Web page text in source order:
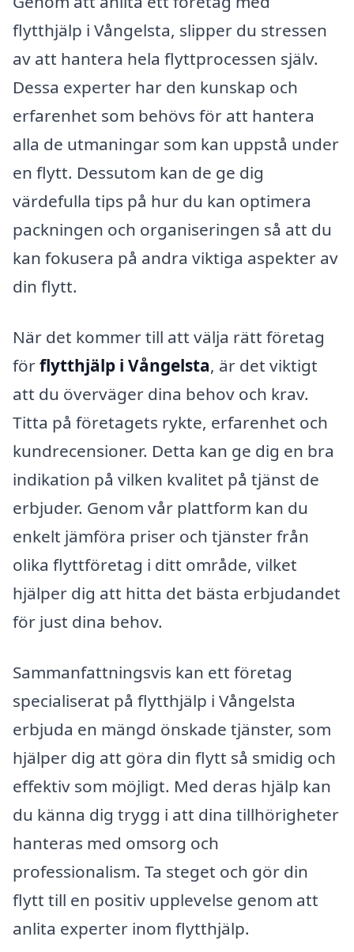
flytthjälp i Vångelsta, slipper du stressen
av att hantera hela flyttprocessen själv.
Dessa experter har den kunskap och
erfarenhet som behövs för att hantera
alla de utmaningar som kan uppstå under
en flytt. Dessutom kan de ge dig
värdefulla tips på hur du kan optimera
packningen och organiseringen så att du
kan fokusera på andra viktiga aspekter av
din flytt.
När det kommer till att välja rätt företag
förflytthjälp i Vångelsta, är det viktigt
att du överväger dina behov och krav.
Titta på företagets rykte, erfarenhet och
kundrecensioner. Detta kan ge dig en bra
indikation på vilken kvalitet på tjänst de
erbjuder. Genom vår plattform kan du
enkelt jämföra priser och tjänster från
olika flyttföretag i ditt område, vilket
hjälper dig att hitta det bästa erbjudandet
för just dina behov.
Sammanfattningsvis kan ett företag
specialiserat på flytthjälp i Vångelsta
erbjuda en mängd önskade tjänster, som
hjälper dig att göra din flytt så smidig och
effektiv som möjligt. Med deras hjälp kan
du känna dig trygg i att dina tillhörigheter
hanteras med omsorg och
professionalism. Ta steget och gör din
flytt till en positiv upplevelse genom att
anlita experter inom flytthjälp.